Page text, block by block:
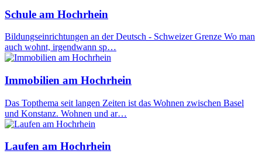
Schule am Hochrhein
Bildungseinrichtungen an der Deutsch - Schweizer Grenze Wo man
auch wohnt, irgendwann sp…
Immobilien am Hochrhein
Das Topthema seit langen Zeiten ist das Wohnen zwischen Basel
und Konstanz. Wohnen und ar…
Laufen am Hochrhein